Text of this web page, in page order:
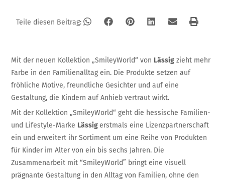
Teile diesen Beitrag:
Mit der neuen Kollektion „SmileyWorld“ von Lässig zieht mehr
Farbe in den Familienalltag ein. Die Produkte setzen auf
fröhliche Motive, freundliche Gesichter und auf eine
Gestaltung, die Kindern auf Anhieb vertraut wirkt.
Mit der Kollektion „SmileyWorld“ geht die hessische Familien-
und Lifestyle-Marke Lässigerstmals eine Lizenzpartnerschaft
ein und erweitert ihr Sortiment um eine Reihe von Produkten
für Kinder im Alter von ein bis sechs Jahren. Die
Zusammenarbeit mit “SmileyWorld” bringt eine visuell
prägnante Gestaltung in den Alltag von Familien, ohne den